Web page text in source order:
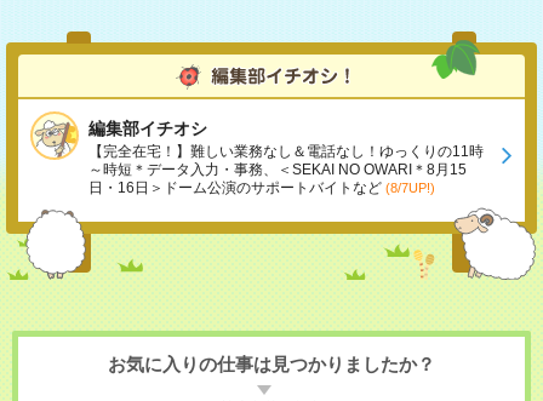
編集部イチオシ
【完全在宅！】難しい業務なし＆電話なし！ゆっくりの11時
～時短＊データ入力・事務、＜SEKAI NO OWARI＊8月15
日・16日＞ドーム公演のサポートバイトなど (8/7UP!)
お気に入りの仕事は見つかりましたか？